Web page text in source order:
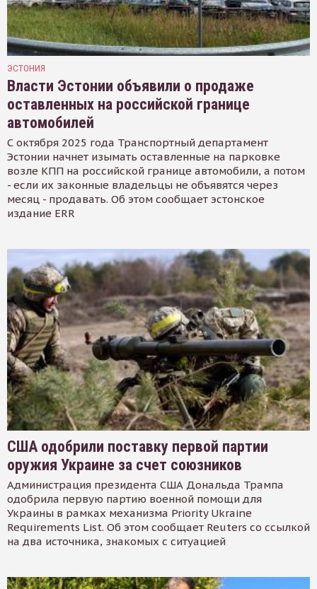
ЭСТОНИЯ
Власти Эстонии объявили о продаже
оставленных на российской границе
автомобилей
С октября 2025 года Транспортный департамент
Эстонии начнет изымать оставленные на парковке
возле КПП на российской границе автомобили, а потом
- если их законные владельцы не объявятся через
месяц - продавать. Об этом сообщает эстонское
издание ERR
США одобрили поставку первой партии
оружия Украине за счет союзников
Администрация президента США Дональда Трампа
одобрила первую партию военной помощи для
Украины в рамках механизма Priority Ukraine
Requirements List. Об этом сообщает Reuters со ссылкой
на два источника, знакомых с ситуацией